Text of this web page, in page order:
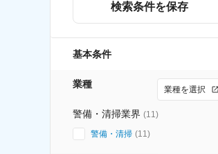
検索条件を保存
基本条件
業種 業種を選択
警備・清掃業界 (11)
警備・清掃 (11)